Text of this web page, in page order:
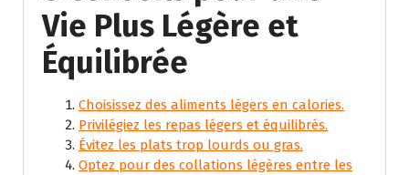
Vie Plus Légère et
Équilibrée
Choisissez des aliments légers en calories.
Privilégiez les repas légers et équilibrés.
Évitez les plats trop lourds ou gras.
Optez pour des collations légères entre les